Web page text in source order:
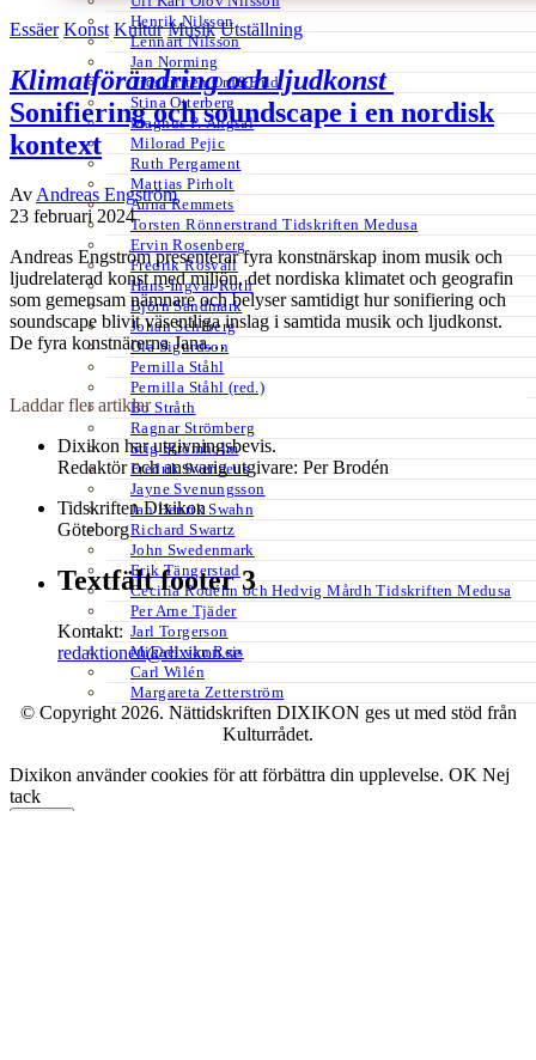
Henrik Nilsson
Lennart Nilsson
Jan Norming
Tidskriften Ord&Bild
Stina Otterberg
Magnus P. Ängsal
Milorad Pejic
Ruth Pergament
Mattias Pirholt
Anna Remmets
Torsten Rönnerstrand Tidskriften Medusa
Ervin Rosenberg
Fredrik Rosvall
Hans-Ingvar Roth
Björn Sandmark
Johan Sehlberg
Ola Sigurdson
Pernilla Ståhl
Pernilla Ståhl (red.)
Bo Stråth
Ragnar Strömberg
Stig Strömholm
Fredrik Svenaeus
Jayne Svenungsson
Jan Henrik Swahn
Richard Swartz
John Swedenmark
Erik Tängerstad
Cecilia Rodéhn och Hedvig Mårdh Tidskriften Medusa
Per Arne Tjäder
Jarl Torgerson
Mikael van Reis
Carl Wilén
Margareta Zetterström
Essäer Konst Kultur Musik Utställning
Klimatförändring och ljudkonst
Sonifiering och soundscape i en nordisk
kontext
AvAndreas Engström
23 februari 2024
Andreas Engström presenterar fyra konstnärskap inom musik och
ljudrelaterad konst med miljön, det nordiska klimatet och geografin
som gemensam nämnare och belyser samtidigt hur sonifiering och
soundscape blivit väsentliga inslag i samtida musik och ljudkonst.
De fyra konstnärerna Jana…
Laddar fler artiklar
Dixikon har utgivningsbevis.
Redaktör och ansvarig utgivare: Per Brodén
Tidskriften Dixikon
Göteborg
Textfält footer 3
Kontakt:
redaktionen@dixikon.se
© Copyright 2026. Nättidskriften DIXIKON ges ut med stöd från
Kulturrådet.
Dixikon använder cookies för att förbättra din upplevelse. OK Nej
tack